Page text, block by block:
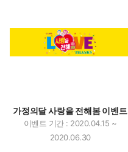
가정의달 사랑을 전해봄 이벤트
이벤트 기간 : 2020.04.15 ~
2020.06.30